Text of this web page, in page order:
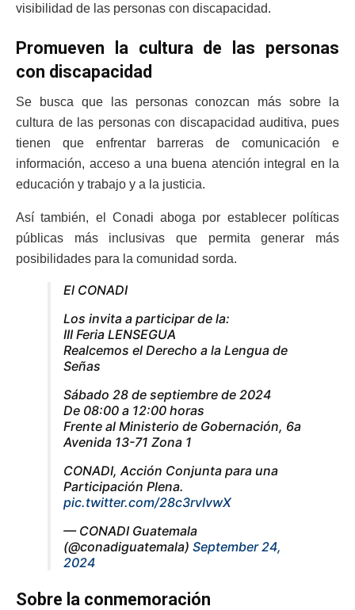
visibilidad de las personas con discapacidad.
Promueven la cultura de las personas
con discapacidad
Se busca que las personas conozcan más sobre la
cultura de las personas con discapacidad auditiva, pues
tienen que enfrentar barreras de comunicación e
información, acceso a una buena atención integral en la
educación y trabajo y a la justicia.
Así también, el Conadi aboga por establecer políticas
públicas más inclusivas que permita generar más
posibilidades para la comunidad sorda.
El CONADI
Los invita a participar de la:
III Feria LENSEGUA
Realcemos el Derecho a la Lengua de
Señas
Sábado 28 de septiembre de 2024
De 08:00 a 12:00 horas
Frente al Ministerio de Gobernación, 6a
Avenida 13-71 Zona 1
CONADI, Acción Conjunta para una
Participación Plena.
pic.twitter.com/28c3rvIvwX
— CONADI Guatemala
(@conadiguatemala) September 24,
2024
Sobre la conmemoración